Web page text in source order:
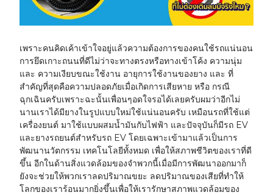
เพราะคนคิดเค้าเข้าใจอยู่แล้วความต้องการของคนใช้รถแน่นอน
การยึดเกาะถนนที่ดีไม่ว่าจะทางตรงหรือทางเข้าโค้ง ความนุ่ม
และ ความเงียบขณะใช้งาน อายุการใช้งานของยาง และ ที่
สำคัญที่สุดคือความปลอดภัยเมื่อเกิดการเสียหาย หรือ กรณี
ฉุกเฉินครับเพราะฉะนั้นเพื่อนๆอดใจรอได้เลยครับผมว่าอีกไม่
นานเราได้มียางในรูปแบบใหม่ใช้แน่นอนครับ เหมือนรถที่ใช้แต่
เครื่องยนต์ มาใช้แบบผสมน้ำมันกับไฟฟ้า และปัจจุบันก็มีรถ EV
และยางรถยนต์สำหรับรถ EV โดยเฉพาะเข้ามาแล้วเป็นการ
พัฒนานวัตกรรม เทคโนโลยีทั้งหมด เพื่อให้สภาพชีวิตของเราที่ดี
ขึ้น อีกในด้านสิ่งแวดล้อมของจำพวกนี้เมื่อมีการพัฒนาออกมาก็
ยังจะช่วยให้พวกเราลดปริมาณขยะ ลดปริมาณของเสียที่ทำให้
โลกของเราร้อนมากยิ่งขึ้นเพื่อให้เรารักษาสภาพแวดล้อมของ